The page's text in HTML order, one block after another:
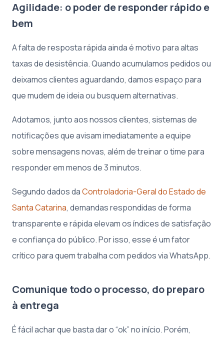
Agilidade: o poder de responder rápido e
bem
A falta de resposta rápida ainda é motivo para altas
taxas de desistência. Quando acumulamos pedidos ou
deixamos clientes aguardando, damos espaço para
que mudem de ideia ou busquem alternativas.
Adotamos, junto aos nossos clientes, sistemas de
notificações que avisam imediatamente a equipe
sobre mensagens novas, além de treinar o time para
responder em menos de 3 minutos.
Segundo dados daControladoria-Geral do Estado de
Santa Catarina, demandas respondidas de forma
transparente e rápida elevam os índices de satisfação
e confiança do público. Por isso, esse é um fator
crítico para quem trabalha com pedidos via WhatsApp.
Comunique todo o processo, do preparo
à entrega
É fácil achar que basta dar o “ok” no início. Porém,